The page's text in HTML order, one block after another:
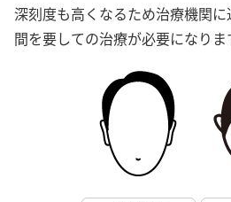
深刻度も高くなるため治療機関
間を要しての治療が必要になりま